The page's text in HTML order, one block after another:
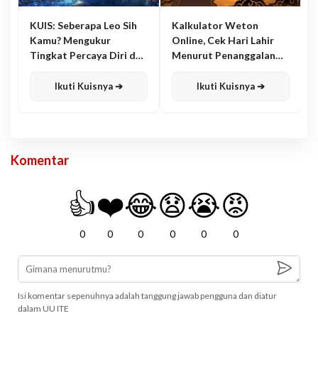
KUIS: Seberapa Leo Sih
Kamu? Mengukur
Tingkat Percaya Diri dan
Ikuti Kuisnya ➔
Kalkulator Weton
Online, Cek Hari Lahir
Menurut Penanggalan
Ikuti Kuisnya ➔
Komentar
👍
0
❤️
0
😂
0
😧
0
😭
0
😡
0
Isi komentar sepenuhnya adalah tanggung jawab pengguna dan diatur
dalam UU ITE